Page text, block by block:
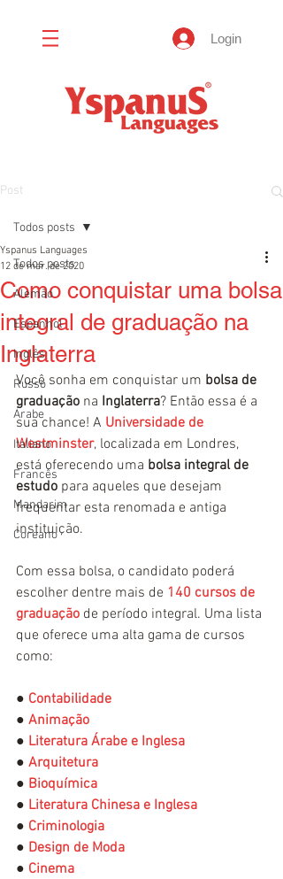
Login
Post
Todos posts
Alemão
Espanhol
Inglês
Russo
Árabe
Italiano
Francês
Mandarim
Coreano
Todos posts
Como conquistar uma bolsa
integral de graduação na
Inglaterra
Yspanus Languages
12 de mar. de 2020
Você sonha em conquistar um bolsa de
graduação na Inglaterra? Então essa é a
sua chance! A Universidade de
Westminster, localizada em Londres,
está oferecendo uma bolsa integral de
estudo para aqueles que desejam
frequentar esta renomada e antiga
instituição.
Com essa bolsa, o candidato poderá
escolher dentre mais de 140 cursos de
graduação de período integral. Uma lista
que oferece uma alta gama de cursos
como:
● Contabilidade
● Animação
● Literatura Árabe e Inglesa
● Arquitetura
● Bioquímica
● Literatura Chinesa e Inglesa
● Criminologia
● Design de Moda
● Cinema